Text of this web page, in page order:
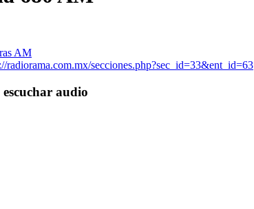
AM
radiorama.com.mx/secciones.php?sec_id=33&ent_id=63
audio